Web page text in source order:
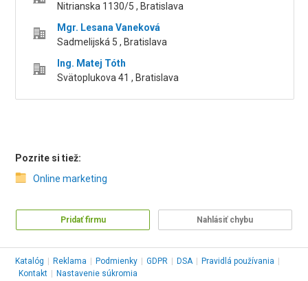
Nitrianska 1130/5 , Bratislava
Mgr. Lesana Vaneková
Sadmelijská 5 , Bratislava
Ing. Matej Tóth
Svätoplukova 41 , Bratislava
Pozrite si tiež:
Online marketing
Pridať firmu Nahlásiť chybu
Katalóg Reklama Podmienky GDPR DSA Pravidlá používania
Kontakt
Nastavenie súkromia